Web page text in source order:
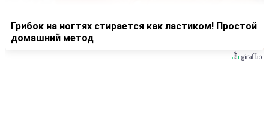
Грибок на ногтях стирается как ластиком! Простой
домашний метод